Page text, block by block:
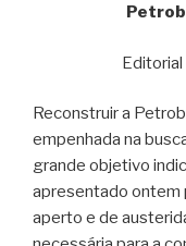
Editorial
Reconstruir a
empenhada na
grande objetivo
apresentado ontem
aperto e de